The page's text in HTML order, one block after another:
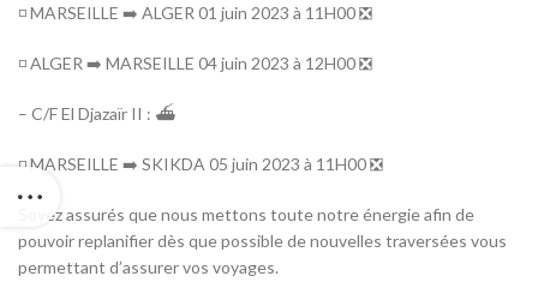
◽ MARSEILLE ➡️ ALGER 01 juin 2023 à 11H00 ❎
◽ ALGER ➡️ MARSEILLE 04 juin 2023 à 12H00 ❎
– C/F El Djazaïr II : ⛴️
◽ MARSEILLE ➡️ SKIKDA 05 juin 2023 à 11H00 ❎
Soyez assurés que nous mettons toute notre énergie afin de
pouvoir replanifier dès que possible de nouvelles traversées vous
permettant d’assurer vos voyages.